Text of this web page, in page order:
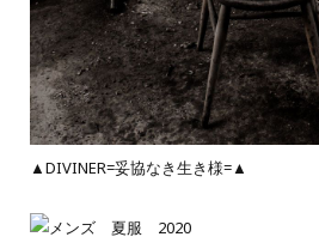
▲DIVINER=妥協なき生き様=▲